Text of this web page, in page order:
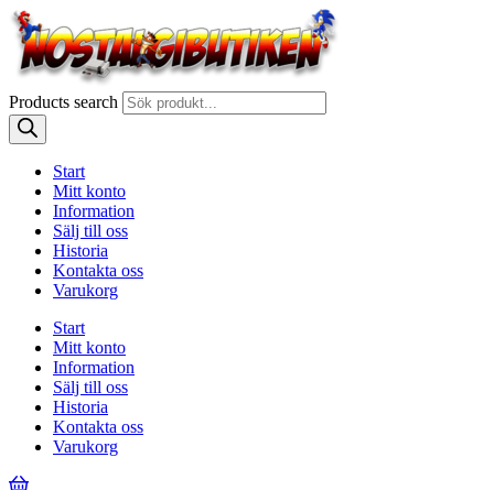
Products search
Start
Mitt konto
Information
Sälj till oss
Historia
Kontakta oss
Varukorg
Start
Mitt konto
Information
Sälj till oss
Historia
Kontakta oss
Varukorg